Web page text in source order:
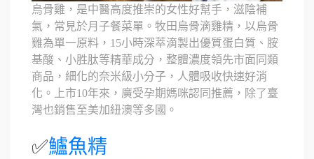
烏骨雞，是中醫高度推崇的女性好幫手，滋陰補
氣，常見於月子餐菜單。牧田烏骨滴雞精，以烏骨
雞為單一原料，15小時深萃滴製出優質蛋白質、胺
基酸、小胜肽等精華成分，整體濃度領先市面同類
商品，細化的奈米級小分子，人體吸收快速好消
化。上市10年來，廣受孕期媽咪認同推薦，除了臺
灣也銷售至美加紐澳等多國。
✅鱸魚精